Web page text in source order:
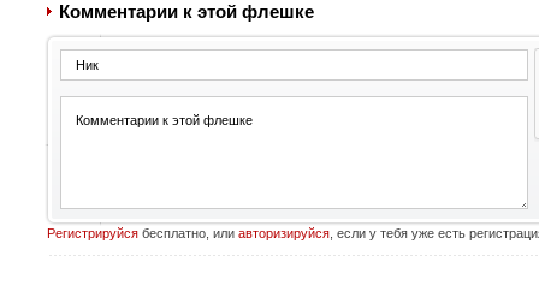
Комментарии к этой флешке
Регистрируйсябесплатно, или авторизируйся, если у тебя уже есть